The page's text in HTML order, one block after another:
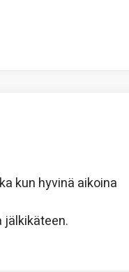
kun hyvinä aikoina
jälkikäteen.